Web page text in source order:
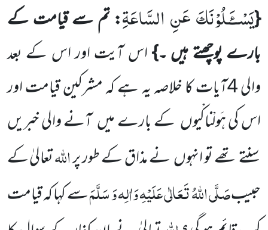
{یَسْــٴَـلُوْنَكَ عَنِ السَّاعَةِ: تم سے قیامت کے
بارے پوچھتے ہیں ۔}اس آیت اور اس کے بعد
والی4آیات کا خلاصہ یہ ہےکہ مشرکین قیامت اور
اس کی ہَولْناکْیوں کے بارے میںآنے والی خبریں
سنتے تھے تو انہوںنے مذاق کے طور پراللّٰہتعالیٰکے
حبیبصَلَّی اللّٰہُ تَعَالٰی عَلَیْہِ وَاٰلِہ وَ سَلَّمَسے کہا کہ قیامت